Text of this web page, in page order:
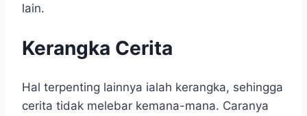
lain.
Kerangka Cerita
Hal terpenting lainnya ialah kerangka, sehingga
cerita tidak melebar kemana-mana. Caranya